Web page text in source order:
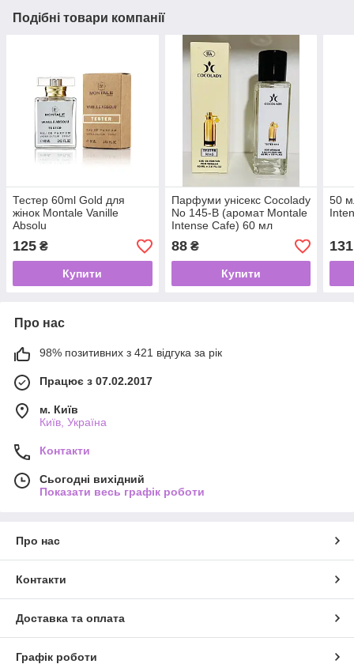
Подібні товари компанії
Тестер 60ml Gold для
жінок Montale Vanille
Absolu
125 ₴
Купити
Парфуми унісекс Cocolady
No 145-В (аромат Montale
Intense Cafe) 60 мл
88₴
Купити
50
131
Про нас
98% позитивних з 421 відгука за рік
Працює з 07.02.2017
м. Київ
Київ, Україна
Контакти
Сьогодні вихідний
Показати весь графік роботи
Про нас
Контакти
Доставка та оплата
Графік роботи